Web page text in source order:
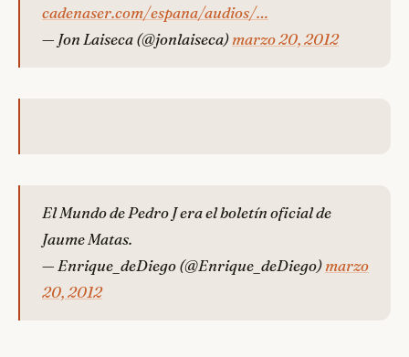
cadenaser.com/espana/audios/…
— Jon Laiseca (@jonlaiseca) marzo 20, 2012
El Mundo de Pedro J era el boletín oficial de
Jaume Matas.
— Enrique_deDiego (@Enrique_deDiego) marzo
20, 2012